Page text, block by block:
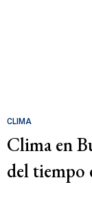
CLIMA
Clima en
del tiempo